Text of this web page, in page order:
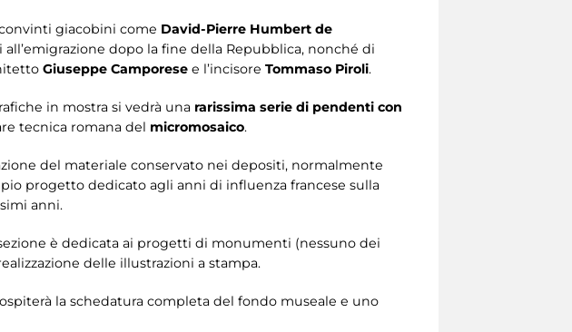
giacobini come David-Pierre Humbert de
all’emigrazione dopo la fine della Repubblica, nonché di
Giuseppe Camporese e l’incisore Tommaso Piroli.
in mostra si vedrà una rarissima serie di pendenti con
tecnica romana del micromosaico.
del materiale conservato nei depositi, normalmente
progetto dedicato agli anni di influenza francese sulla
anni.
è dedicata ai progetti di monumenti (nessuno dei
delle illustrazioni a stampa.
la schedatura completa del fondo museale e uno